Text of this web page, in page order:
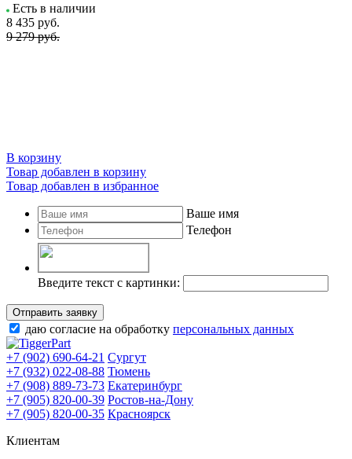
Есть в наличии
8 435 руб.
9 279 руб.
В корзину
Товар добавлен в корзину
Товар добавлен в избранное
Ваше имя
Телефон
Введите текст с картинки:
Отправить заявку
даю согласие на обработку персональных данных
+7 (902) 690-64-21 Сургут
+7 (932) 022-08-88 Тюмень
+7 (908) 889-73-73 Екатеринбург
+7 (905) 820-00-39 Ростов-на-Дону
+7 (905) 820-00-35 Красноярск
Клиентам